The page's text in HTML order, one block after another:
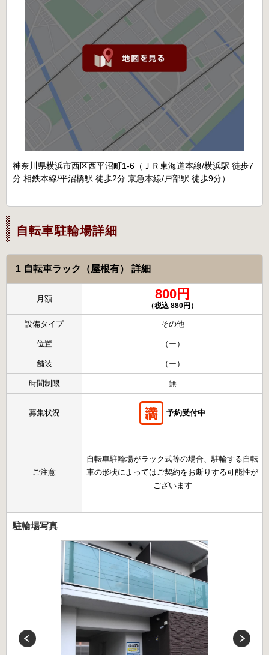
神奈川県横浜市西区西平沼町1-6（ＪＲ東海道本線/横浜駅 徒歩7
分 相鉄本線/平沼橋駅 徒歩2分 京急本線/戸部駅 徒歩9分）
自転車駐輪場詳細
1 自転車ラック（屋根有） 詳細
月額 800円
（税込 880円）
設備タイプ その他
位置 （ー）
舗装 （ー）
時間制限 無
募集状況 予約受付中
ご注意
自転車駐輪場がラック式等の場合、駐輪する自転
車の形状によってはご契約をお断りする可能性が
ございます
駐輪場写真